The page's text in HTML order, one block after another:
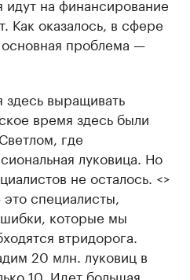
Как оказалось, в сфере
проблема —
здесь выращивать
время здесь были
где
луковица. Но
не осталось. <>
специалисты,
которые мы
втридорога.
20 млн. луковиц в
10. Идет большая